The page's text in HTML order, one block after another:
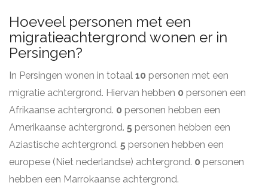
Hoeveel personen met een
migratieachtergrond wonen er in
Persingen?
In Persingen wonen in totaal 10 personen met een
migratie achtergrond. Hiervan hebben 0 personen een
Afrikaanse achtergrond. 0 personen hebben een
Amerikaanse achtergrond. 5 personen hebben een
Aziastische achtergrond. 5 personen hebben een
europese (Niet nederlandse) achtergrond. 0 personen
hebben een Marrokaanse achtergrond.